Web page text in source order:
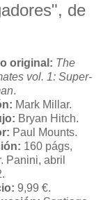
de
original: The
vol. 1: Super-
.
Mark Millar.
Bryan Hitch.
Paul Mounts.
160 págs,
Panini, abril
9,99 €.